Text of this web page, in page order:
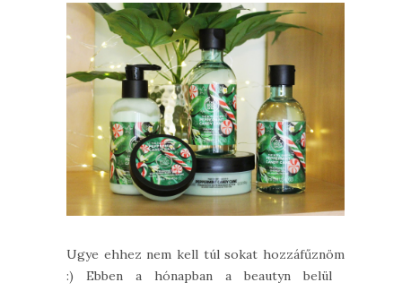
Ugye ehhez nem kell túl sokat hozzáfűznöm?
:) Ebben a hónapban a beautyn belül a